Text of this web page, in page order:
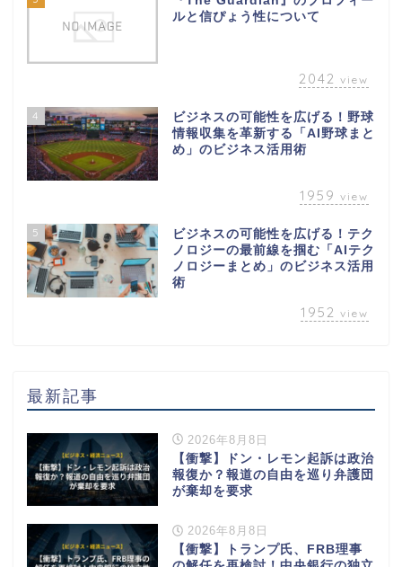
ルと信ぴょう性について
2042 view
4
ビジネスの可能性を広げる！野球
情報収集を革新する「AI野球まと
め」のビジネス活用術
1959 view
5
ビジネスの可能性を広げる！テク
ノロジーの最前線を掴む「AIテク
ノロジーまとめ」のビジネス活用
術
1952 view
最新記事
2026年8月8日
【衝撃】ドン・レモン起訴は政治
報復か？報道の自由を巡り弁護団
が棄却を要求
2026年8月8日
【衝撃】トランプ氏、FRB理事